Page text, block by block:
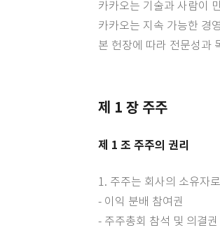
카카오는 기술과 사람이
카카오는 지속 가능한 경
본 헌장에 따라 전문성과
제 1 장 주주
제 1 조 주주의 권리
1. 주주는 회사의 소유자
- 이익 분배 참여권
- 주주총회 참석 및 의결권